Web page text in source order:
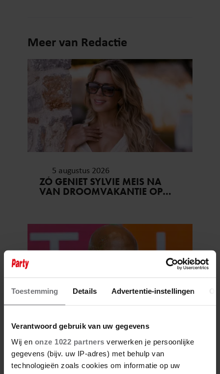
Toestemming Details Advertentie-instellingen
Verantwoord gebruik van uw gegevens
Wij en onze 1022 partners verwerken je persoonlijke
gegevens (bijv. uw IP-adres) met behulp van
technologieën zoals cookies om informatie op uw
Meer van Redactie
5 augustus 2026
ZÓ GENIET SYLVIE MEIS NA
VAN DROOMVAKANTIE OP
DIT ZAL HUMBERTO TAN
NOOIT MEER VERGETEN AAN
ZIJN VAKANTIE..